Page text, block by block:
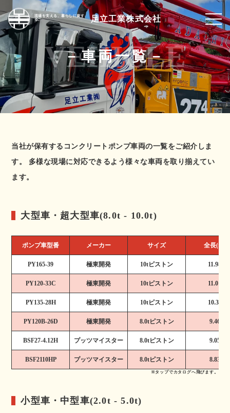
現場を支える、暮らしに資す
る。
足立工業株式会社
－車両一覧－
当社が保有するコンクリートポンプ車両の一覧をご紹介しま
す。
多様な現場に対応できるよう様々な車両を取り揃えてい
ます。
大型車・超大型車(8.0t - 10.0t)
ポンプ車型番 メーカー サイズ 全長(m)
PY165-39 極東開発 10tピストン 11.98
PY120-33C 極東開発 10tピストン 11.01
PY135-28H 極東開発 10tピストン 10.35
PY120B-26D 極東開発 8.0tピストン 9.46
BSF27-4.12H プッツマイスター 8.0tピストン 9.05
BSF2110HP プッツマイスター 8.0tピストン 8.83
※タップでカタログへ飛びます。
小型車・中型車(2.0t - 5.0t)